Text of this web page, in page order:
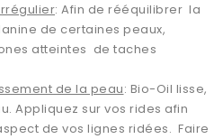
: Afin de rééquilibrer la
de certaines peaux,
atteintes de taches
de la peau: Bio-Oil lisse,
Appliquez sur vos rides afin
de vos lignes ridées. Faire